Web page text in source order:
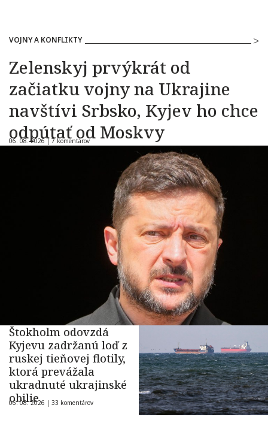
VOJNY A KONFLIKTY
Zelenskyj prvýkrát od
začiatku vojny na Ukrajine
navštívi Srbsko, Kyjev ho chce
odpútať od Moskvy
06. 08. 2026 | 7 komentárov
Štokholm odovzdá
Kyjevu zadržanú loď z
ruskej tieňovej flotily,
ktorá prevážala
ukradnuté ukrajinské
obilie
06. 08. 2026 | 33 komentárov